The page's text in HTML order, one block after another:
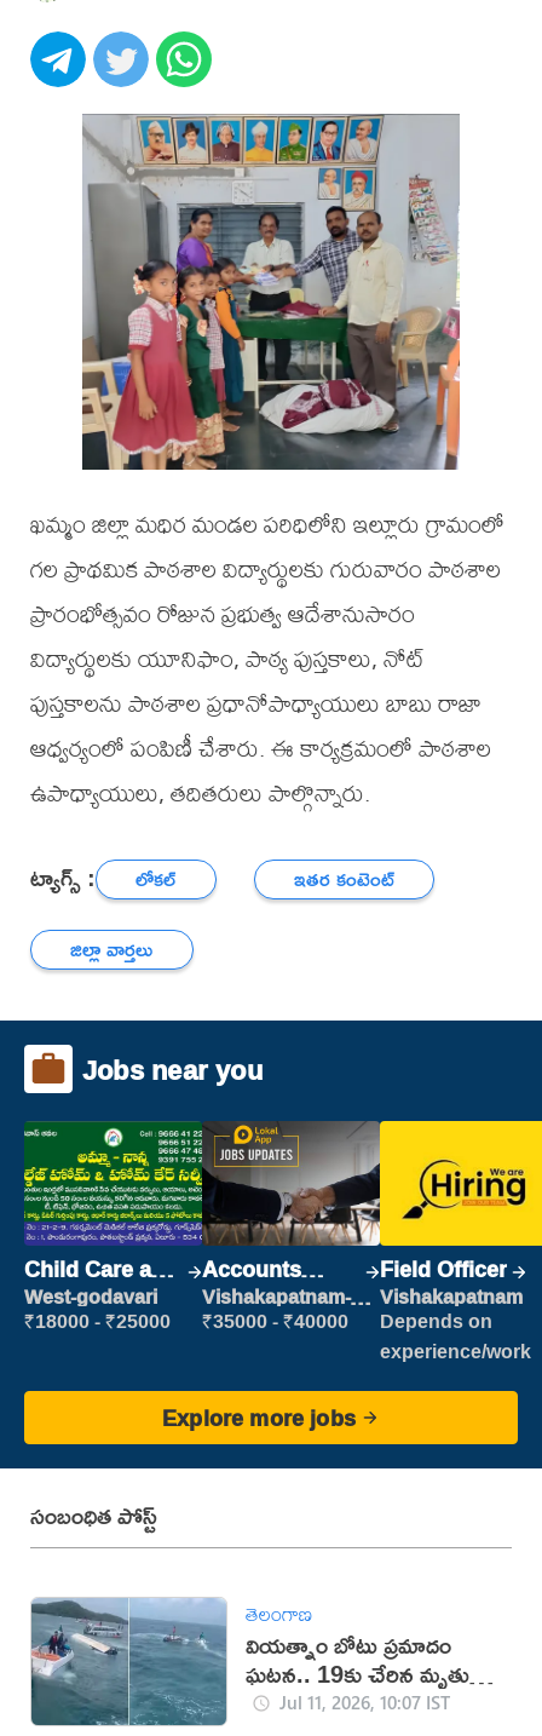
ఖమ్మం జిల్లా మధిర మండల పరిధిలోని ఇల్లూరు గ్రామంలో
గల ప్రాథమిక పాఠశాల విద్యార్థులకు గురువారం పాఠశాల
ప్రారంభోత్సవం రోజున ప్రభుత్వ ఆదేశానుసారం
విద్యార్థులకు యూనిఫాం, పాఠ్య పుస్తకాలు, నోట్
పుస్తకాలను పాఠశాల ప్రధానోపాధ్యాయులు బాబు రాజా
ఆధ్వర్యంలో పంపిణీ చేశారు. ఈ కార్యక్రమంలో పాఠశాల
ఉపాధ్యాయులు, తదితరులు పాల్గొన్నారు.
ట్యాగ్స్ : లోకల్
ఇతర కంటెంట్
జిల్లా వార్తలు
Jobs near you
Child Care and
Patient care
West-godavari
₹18000 - ₹25000
Accounts
Clerk
Vishakapatnam-
new
₹35000 - ₹40000
Field Officer
Vishakapatnam
Depends on
experience/work
Explore more jobs
సంబంధిత పోస్ట్
తెలంగాణ
వియత్నాం బోటు ప్రమాదం
ఘటన.. 19కు చేరిన మృతుల
సంఖ్యJul 11, 2026, 10:07 IST